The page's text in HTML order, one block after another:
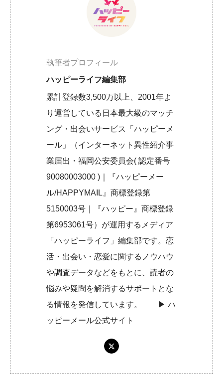
執筆者プロフィール
ハッピーライフ編集部
累計登録数3,500万以上、2001年よ
り運営している日本最大級のマッチ
ング・出会いサービス「ハッピーメ
ール」（インターネット異性紹介事
業届出・福岡公安委員会( 認定番号
90080003000 )｜『ハッピーメー
ル/HAPPYMAIL』商標登録第
5150003号｜『ハッピー』商標登録
第6953061号）が運用するメディア
「ハッピーライフ」編集部です。恋
活・出会い・恋愛に関するノウハウ
や調査データなどをもとに、読者の
悩みや疑問を解消するサポートとな
る情報を発信しています。 ▶︎ハ
ッピーメール公式サイト